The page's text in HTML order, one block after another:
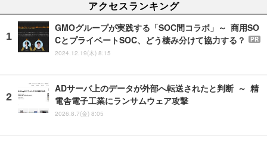
アクセスランキング
GMOグループが実践する「SOC間コラボ」～ 商用SO
CとプライベートSOC、どう棲み分けて協力する？
PR
2024.12.19(木) 8:15
ADサーバ上のデータが外部へ転送されたと判断 ～ 精
電舎電子工業にランサムウェア攻撃
2026.8.7(金) 8:05